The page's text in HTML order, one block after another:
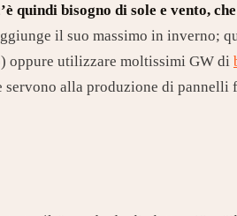
quindi bisogno di sole e vento,
il suo massimo in
utilizzare moltissimi GW di
servono alla produzione di